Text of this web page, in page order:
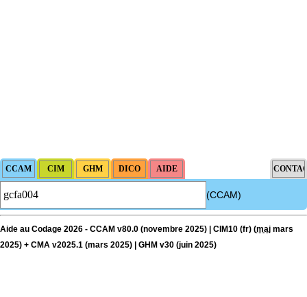
(CCAM)
Aide au Codage 2026 - CCAM v80.0 (novembre 2025) | CIM10 (fr) (maj mars
2025) + CMA v2025.1 (mars 2025) | GHM v30 (juin 2025)